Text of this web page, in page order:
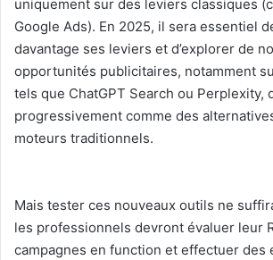
uniquement sur des leviers classiques
Google Ads). En 2025, il sera essentiel
davantage ses leviers et d’explorer de
opportunités publicitaires, notamment
tels que ChatGPT Search ou Perplexity,
progressivement comme des
moteurs traditionnels.
Mais tester ces nouveaux outils ne
les professionnels devront évaluer leur
campagnes en function et effectuer des